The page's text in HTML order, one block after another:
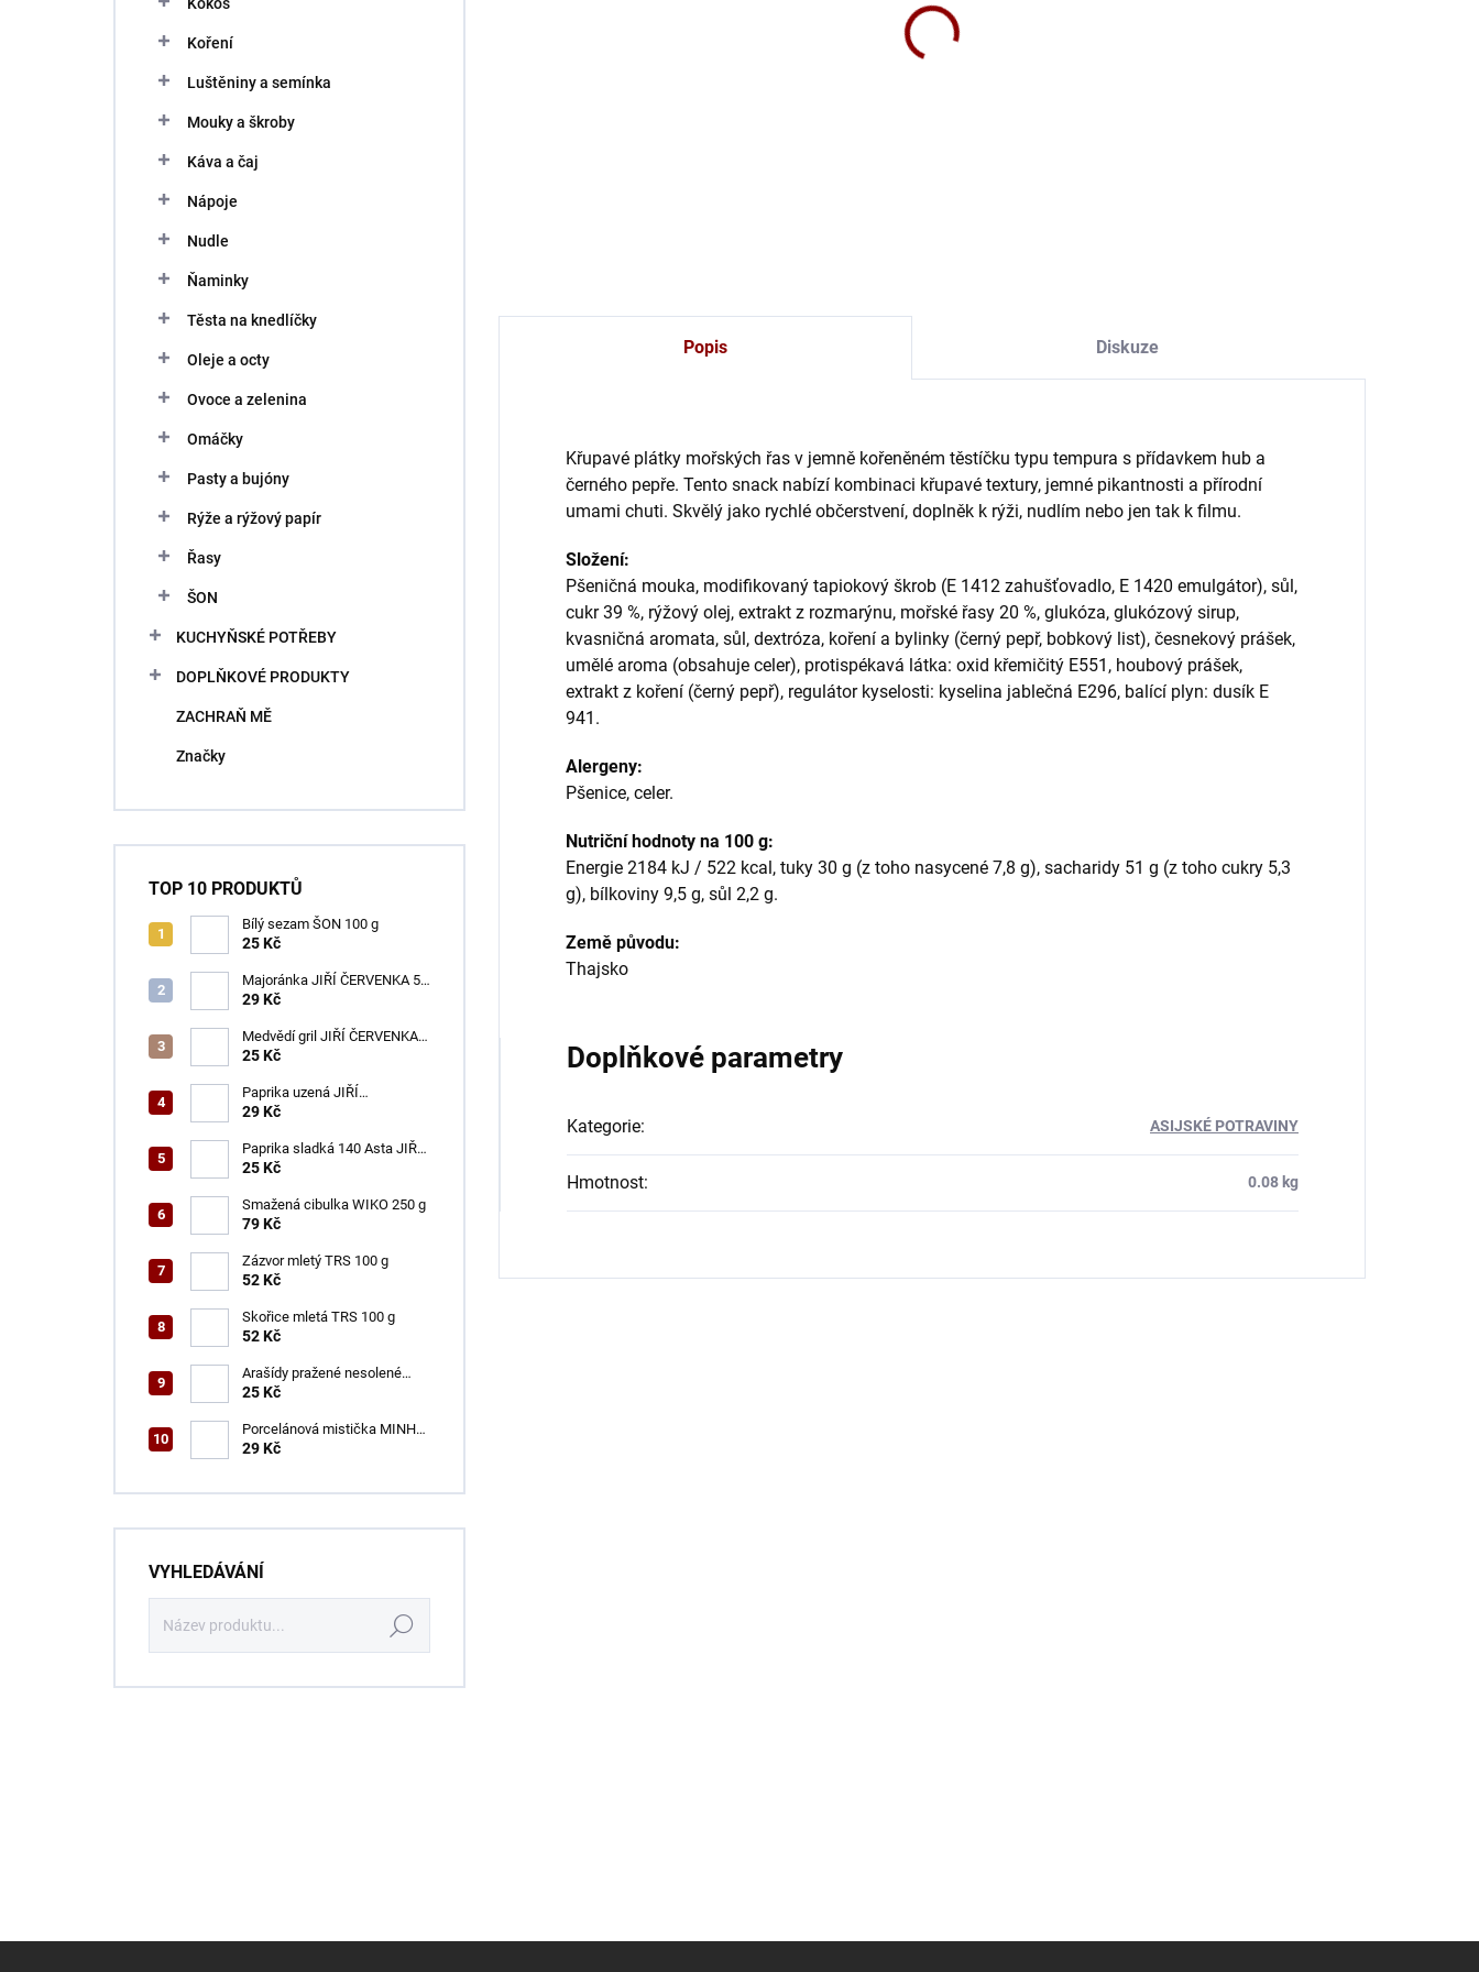
Koření
Luštěniny a semínka
Mouky a škroby
Káva a čaj
Nápoje
Nudle
Ňaminky
Těsta na knedlíčky
Oleje a octy
Ovoce a zelenina
Omáčky
Pasty a bujóny
Rýže a rýžový papír
Řasy
ŠON
KUCHYŇSKÉ POTŘEBY
DOPLŇKOVÉ PRODUKTY
ZACHRAŇ MĚ
Značky
TOP 10 PRODUKTŮ
Bílý sezam ŠON 100 g
25 Kč
Majoránka JIŘÍ ČERVENKA 50
g
29 Kč
Medvědí gril JIŘÍ ČERVENKA
50 g
25 Kč
Paprika uzená JIŘÍ
ČERVENKA 50 g
29 Kč
Paprika sladká 140 Asta JIŘÍ
ČERVENKA 50 g
25 Kč
Smažená cibulka WIKO 250 g
79 Kč
Zázvor mletý TRS 100 g
52 Kč
Skořice mletá TRS 100 g
52 Kč
Arašídy pražené nesolené
ENSA 100 g
25 Kč
Porcelánová mistička MINH
CHAN 9,2 cm
29 Kč
VYHLEDÁVÁNÍ
Hledat
Popis Diskuze
Křupavé plátky mořských řas v jemně kořeněném těstíčku typu tempura s přídavkem hub a
černého pepře. Tento snack nabízí kombinaci křupavé textury, jemné pikantnosti a přírodní
umami chuti. Skvělý jako rychlé občerstvení, doplněk k rýži, nudlím nebo jen tak k filmu.
Složení:
Pšeničná mouka, modifikovaný tapiokový škrob (E 1412 zahušťovadlo, E 1420 emulgátor), sůl,
cukr 39 %, rýžový olej, extrakt z rozmarýnu, mořské řasy 20 %, glukóza, glukózový sirup,
kvasničná aromata, sůl, dextróza, koření a bylinky (černý pepř, bobkový list), česnekový prášek,
umělé aroma (obsahuje celer), protispékavá látka: oxid křemičitý E551, houbový prášek,
extrakt z koření (černý pepř), regulátor kyselosti: kyselina jablečná E296, balící plyn: dusík E
941.
Alergeny:
Pšenice, celer.
Nutriční hodnoty na 100 g:
Energie 2184 kJ / 522 kcal, tuky 30 g (z toho nasycené 7,8 g), sacharidy 51 g (z toho cukry 5,3
g), bílkoviny 9,5 g, sůl 2,2 g.
Země původu:
Thajsko
Doplňkové parametry
Kategorie: ASIJSKÉ POTRAVINY
Hmotnost: 0.08 kg